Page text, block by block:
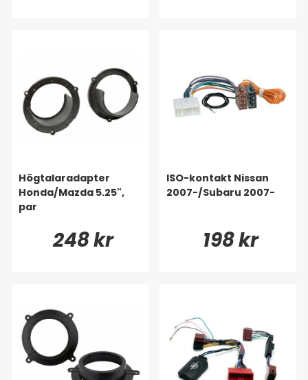
Högtalaradapter
Honda/Mazda 5.25",
par
248 kr
ISO-kontakt Nissan
2007-/Subaru 2007-
198 kr